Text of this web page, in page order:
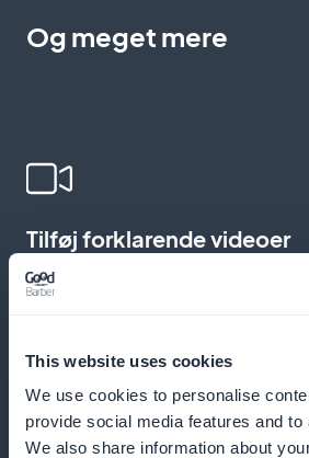
This website uses cookies
We use cookies to personalise
provide social media features and
We also share information about
Og meget mere
Tilføj forklarende videoer
Integrere videoklip for at forklare
Skub til nye tilgængelige